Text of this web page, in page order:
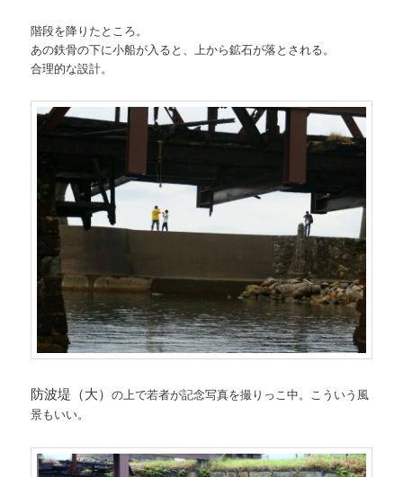
階段を降りたところ。
あの鉄骨の下に小船が入ると、上から鉱石が落とされる。
合理的な設計。
防波堤（大）の上で若者が記念写真を撮りっこ中。こういう風
景もいい。